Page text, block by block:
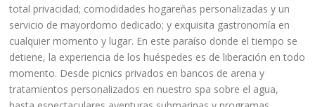
total privacidad; comodidades hogareñas personalizadas y un
servicio de mayordomo dedicado; y exquisita gastronomía en
cualquier momento y lugar. En este paraíso donde el tiempo se
detiene, la experiencia de los huéspedes es de liberación en todo
momento. Desde picnics privados en bancos de arena y
tratamientos personalizados en nuestro spa sobre el agua,